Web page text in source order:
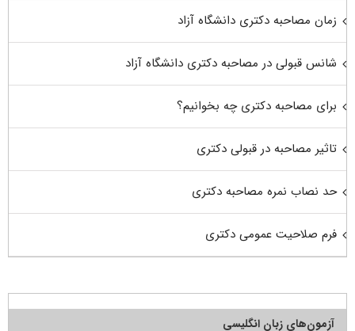
زمان مصاحبه دکتری دانشگاه آزاد
شانس قبولی در مصاحبه دکتری دانشگاه آزاد
برای مصاحبه دکتری چه بخوانیم؟
تاثیر مصاحبه در قبولی دکتری
حد نصاب نمره مصاحبه دکتری
فرم صلاحیت عمومی دکتری
آزمون‌های زبان انگلیسی